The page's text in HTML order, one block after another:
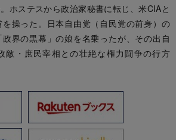
ホステスから政治家秘書に転じ、米CIAと
操った。日本自由党（自民党の前身）の
界の黒幕」の娘を名乗ったが、その出自
敵・庶民宰相との壮絶な権力闘争の行方